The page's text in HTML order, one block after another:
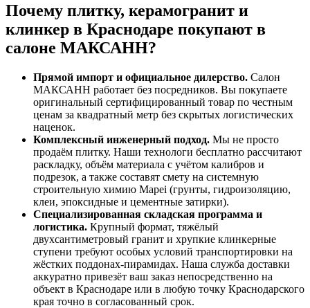
Почему плитку, керамогранит и
клинкер в Краснодаре покупают в
салоне МАКСАНН?
Прямой импорт и официальное дилерство. Салон
МАКСАНН работает без посредников. Вы покупаете
оригинальный сертифицированный товар по честным
ценам за квадратный метр без скрытых логистических
наценок.
Комплексный инженерный подход. Мы не просто
продаём плитку. Наши технологи бесплатно рассчитают
раскладку, объём материала с учётом калибров и
подрезок, а также составят смету на системную
строительную химию Mapei (грунты, гидроизоляцию,
клеи, эпоксидные и цементные затирки).
Специализированная складская программа и
логистика. Крупный формат, тяжёлый
двухсантиметровый гранит и хрупкие клинкерные
ступени требуют особых условий транспортировки на
жёстких поддонах‑пирамидах. Наша служба доставки
аккуратно привезёт ваш заказ непосредственно на
объект в Краснодаре или в любую точку Краснодарского
края точно в согласованный срок.